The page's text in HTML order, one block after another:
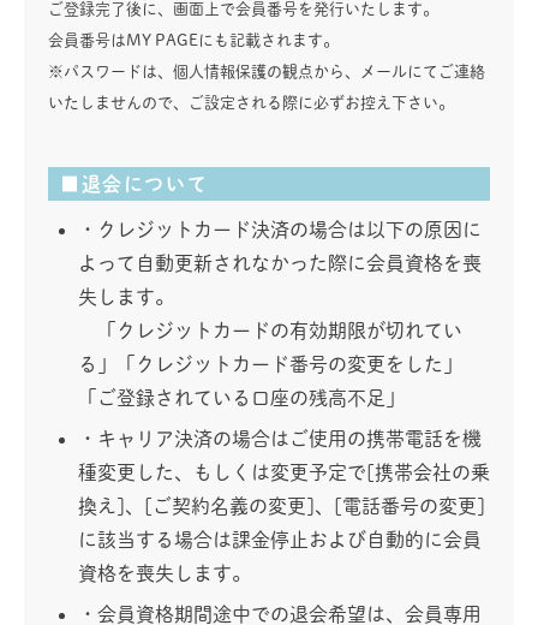
ご登録完了後に、画面上で会員番号を発行いたします。
会員番号はMY PAGEにも記載されます。
※パスワードは、個人情報保護の観点から、メールにてご連絡
いたしませんので、ご設定される際に必ずお控え下さい。
■退会について
・クレジットカード決済の場合は以下の原因に
よって自動更新されなかった際に会員資格を喪
失します。
「クレジットカードの有効期限が切れてい
る」「クレジットカード番号の変更をした」
「ご登録されている口座の残高不足」
・キャリア決済の場合はご使用の携帯電話を機
種変更した、もしくは変更予定で[携帯会社の乗
換え]、[ご契約名義の変更]、[電話番号の変更]
に該当する場合は課金停止および自動的に会員
資格を喪失します。
・会員資格期間途中での退会希望は、会員専用